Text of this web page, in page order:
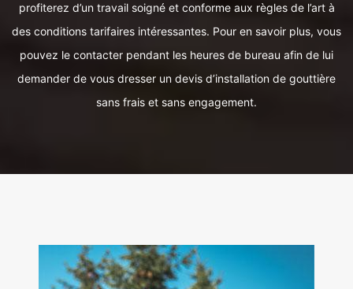
profiterez d’un travail soigné et conforme aux règles de l’art à
des conditions tarifaires intéressantes. Pour en savoir plus, vous
pouvez le contacter pendant les heures de bureau afin de lui
demander de vous dresser un devis d’installation de gouttière
sans frais et sans engagement.